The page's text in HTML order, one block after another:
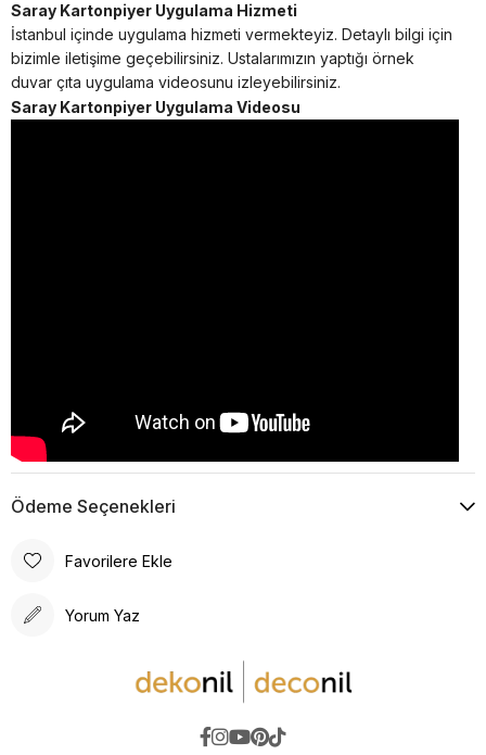
Saray Kartonpiyer Uygulama Hizmeti
İstanbul içinde uygulama hizmeti vermekteyiz. Detaylı bilgi için
bizimle iletişime geçebilirsiniz. Ustalarımızın yaptığı örnek
duvar çıta uygulama videosunu izleyebilirsiniz.
Saray Kartonpiyer Uygulama Videosu
Ödeme Seçenekleri
Favorilere Ekle
Yorum Yaz